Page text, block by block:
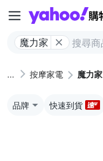
魔力家
按摩家電 魔力家
品牌 快速到貨